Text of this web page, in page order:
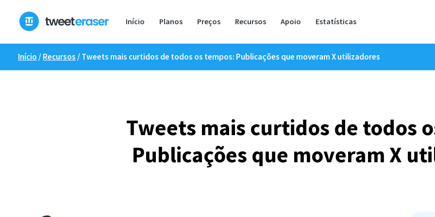
conteúdo
Início Planos Preços Recursos Apoio Estatísticas
Início /Recursos /Tweets mais curtidos de todos os tempos: Publicações que moveram X utilizadores
Tweets mais curtidos de todos
Publicações que moveram X